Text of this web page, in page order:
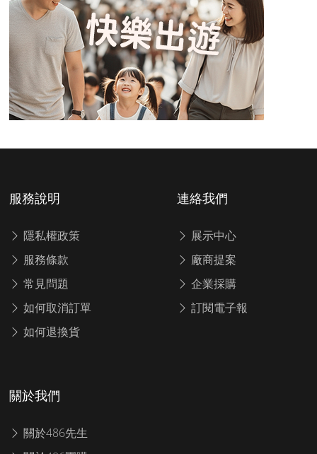
服務說明
隱私權政策
服務條款
常見問題
如何取消訂單
如何退換貨
連絡我們
展示中心
廠商提案
企業採購
訂閱電子報
關於我們
關於486先生